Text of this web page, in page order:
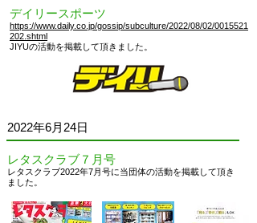
デイリースポーツ
https://www.daily.co.jp/gossip/subculture/2022/08/02/0015521
202.shtml
JIYUの活動を掲載して頂きました。
2022年6月24日
レタスクラブ７月号
レタスクラブ2022年7月号に当団体の活動を掲載して頂き
ました。